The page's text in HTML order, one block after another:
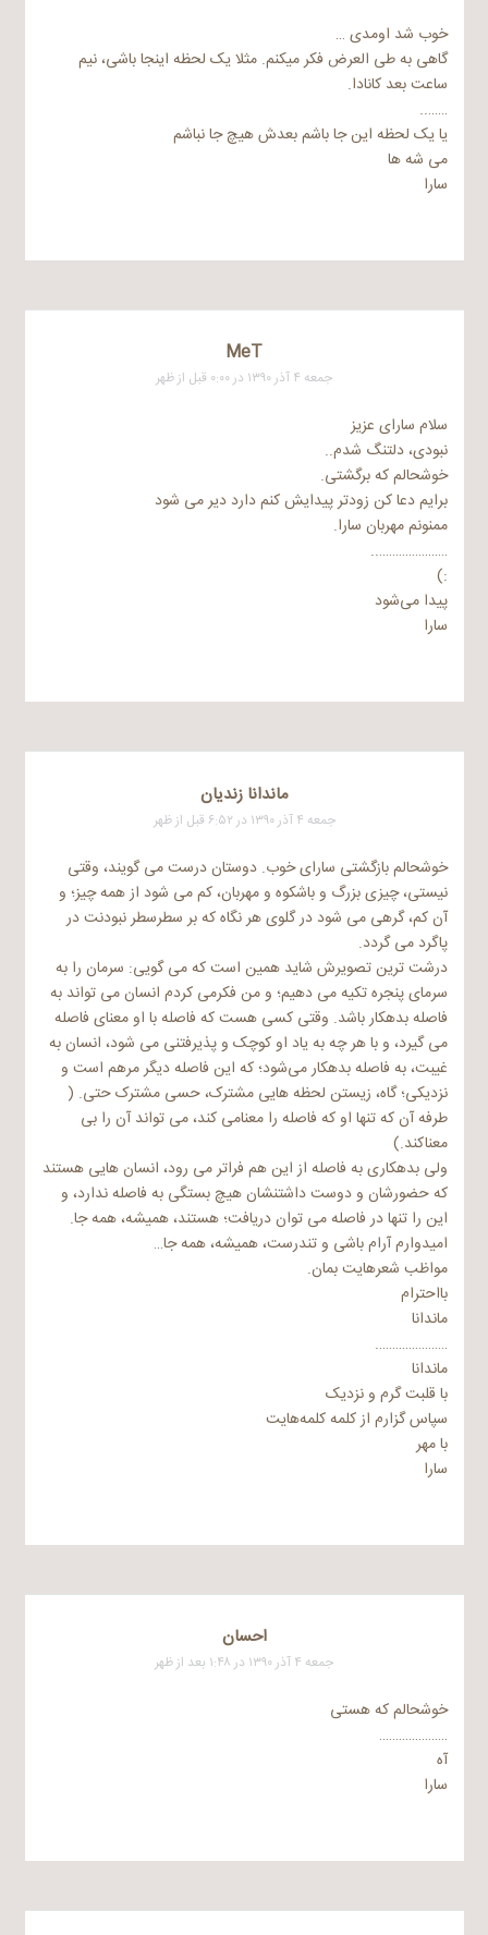
خوب شد اومدی …
گاهی به طی العرض فکر میکنم. مثلا یک لحظه اینجا باشی، نیم
ساعت بعد کانادا.
……..
یا یک لحظه این جا باشم بعدش هیچ جا نباشم
می شه ها
سارا
MeT
جمعه ۴ آذر ۱۳۹۰ در ۰:۰۰ قبل از ظهر
سلام سارای عزیز
نبودی، دلتنگ شدم..
خوشحالم که برگشتی.
برایم دعا کن زودتر پیدایش کنم دارد دیر می شود
ممنونم مهربان سارا.
…………………..
:)
پیدا می‌شود
سارا
ماندانا زندیان
جمعه ۴ آذر ۱۳۹۰ در ۶:۵۲ قبل از ظهر
خوشحالم بازگشتی سارای خوب. دوستان درست می گویند، وقتی
نیستی، چیزی بزرگ و باشکوه و مهربان، کم می شود از همه چیز؛ و
آن کم، گرهی می شود در گلوی هر نگاه که بر سطرسطر نبودنت در
پاگرد می گردد.
درشت ترین تصویرش شاید همین است که می گویی: سرمان را به
سرمای پنجره تکیه می دهیم؛ و من فکرمی کردم انسان می تواند به
فاصله بدهکار باشد. وقتی کسی هست که فاصله با او معنای فاصله
می گیرد، و با هر چه به یاد او کوچک و پذیرفتنی می شود، انسان به
غیبت، به فاصله بدهکار می‌شود؛ که این فاصله دیگر مرهم است و
نزدیکی؛ گاه، زیستن لحظه هایی مشترک، حسی مشترک حتی. (
طرفه آن که تنها او که فاصله را معنامی کند، می تواند آن را بی
معناکند.)
ولی بدهکاری به فاصله از این هم فراتر می رود، انسان هایی هستند
که حضورشان و دوست داشتنشان هیچ بستگی به فاصله ندارد، و
این را تنها در فاصله می توان دریافت؛ هستند، همیشه، همه جا.
امیدوارم آرام باشی و تندرست، همیشه، همه جا…
مواظب شعرهایت بمان.
بااحترام
ماندانا
………………….
ماندانا
با قلبت گرم و نزدیک
سپاس گزارم از کلمه کلمه‌هایت
با مهر
سارا
احسان
جمعه ۴ آذر ۱۳۹۰ در ۱:۴۸ بعد از ظهر
خوشحالم که هستی
…………………
آه
سارا